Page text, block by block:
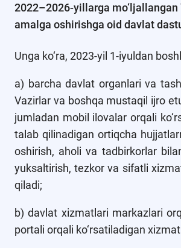
2022–2026-yillarga
amalga oshirishga oid davlat
Unga ko‘ra, 2023-yil 1-iyuldan
a) barcha davlat organlari va
Vazirlar va boshqa mustaqil ijro
jumladan mobil ilovalar orqali
talab qilinadigan ortiqcha
oshirish, aholi va tadbirkorlar
yuksaltirish, tezkor va sifatli
qiladi;
b) davlat xizmatlari markazlari
portali orqali ko‘rsatiladigan